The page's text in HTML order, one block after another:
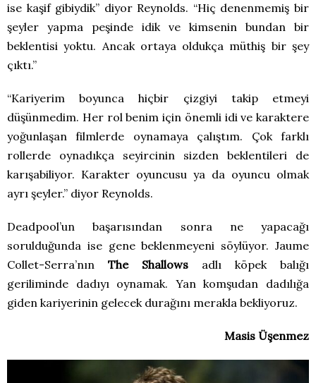
ise kaşif gibiydik” diyor Reynolds. “Hiç denenmemiş bir
şeyler yapma peşinde idik ve kimsenin bundan bir
beklentisi yoktu. Ancak ortaya oldukça müthiş bir şey
çıktı.”
“Kariyerim boyunca hiçbir çizgiyi takip etmeyi
düşünmedim. Her rol benim için önemli idi ve karaktere
yoğunlaşan filmlerde oynamaya çalıştım. Çok farklı
rollerde oynadıkça seyircinin sizden beklentileri de
karışabiliyor. Karakter oyuncusu ya da oyuncu olmak
ayrı şeyler.” diyor Reynolds.
Deadpool’un başarısından sonra ne yapacağı
sorulduğunda ise gene beklenmeyeni söylüyor. Jaume
Collet-Serra’nın The Shallows adlı köpek balığı
geriliminde dadıyı oynamak. Yan komşudan dadılığa
giden kariyerinin gelecek durağını merakla bekliyoruz.
Masis Üşenmez